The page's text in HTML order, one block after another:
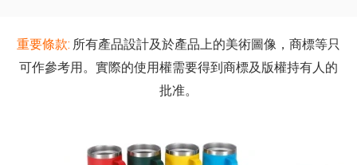
重要條款: 所有產品設計及於產品上的美術圖像，商標等只
可作參考用。實際的使用權需要得到商標及版權持有人的
批准。